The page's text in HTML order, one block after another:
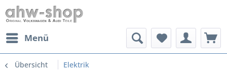
Menü
Übersicht Elektrik